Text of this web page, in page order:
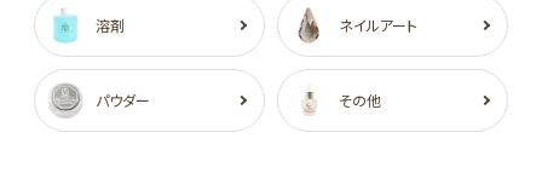
溶剤 ネイルアート
パウダー その他